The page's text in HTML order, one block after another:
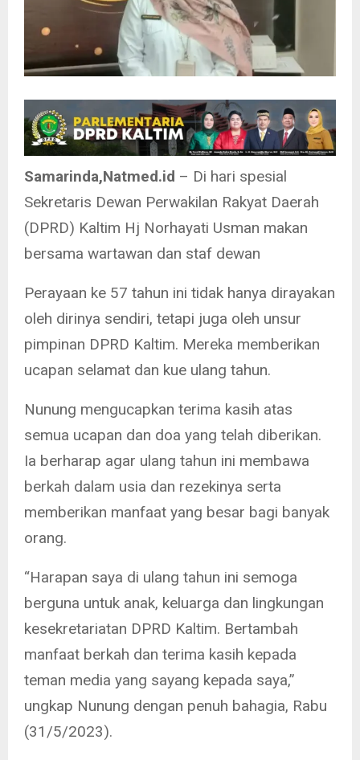
Samarinda,Natmed.id – Di hari spesial
Sekretaris Dewan Perwakilan Rakyat Daerah
(DPRD) Kaltim Hj Norhayati Usman makan
bersama wartawan dan staf dewan
Perayaan ke 57 tahun ini tidak hanya dirayakan
oleh dirinya sendiri, tetapi juga oleh unsur
pimpinan DPRD Kaltim. Mereka memberikan
ucapan selamat dan kue ulang tahun.
Nunung mengucapkan terima kasih atas
semua ucapan dan doa yang telah diberikan.
Ia berharap agar ulang tahun ini membawa
berkah dalam usia dan rezekinya serta
memberikan manfaat yang besar bagi banyak
orang.
“Harapan saya di ulang tahun ini semoga
berguna untuk anak, keluarga dan lingkungan
kesekretariatan DPRD Kaltim. Bertambah
manfaat berkah dan terima kasih kepada
teman media yang sayang kepada saya,”
ungkap Nunung dengan penuh bahagia, Rabu
(31/5/2023).